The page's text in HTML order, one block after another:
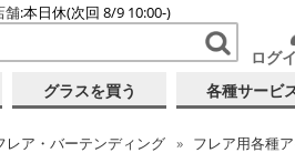
舗:本日休(次回 8/9 10:00-)
ログ
グラスを買う 各種サービ
レア・バーテンディング フレア用各種